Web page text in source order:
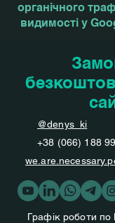
органічного
видимості у
@denys_ki
+38 (066) 188
Графік роботи по